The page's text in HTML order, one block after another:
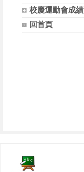
校慶運動會成績
回首頁